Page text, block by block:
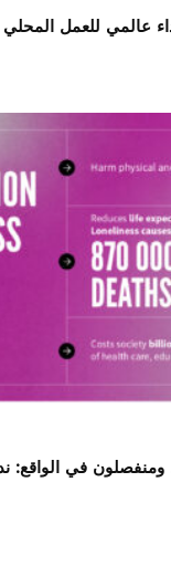
عالمي للعمل
في الواقع: